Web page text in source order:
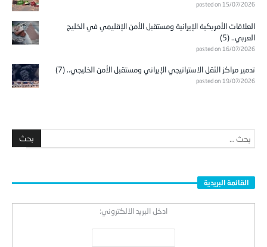
posted on 15/07/2026
العلاقات الأمريكية الإيرانية ومستقبل الأمن الإقليمي في الخليج
العربي.. (5)
posted on 16/07/2026
تدمير مراكز الثقل الاستراتيجي الإيراني ومستقبل الأمن الخليجي.. (7)
posted on 19/07/2026
القائمة البريدية
ادخل البريد الالكتروني: